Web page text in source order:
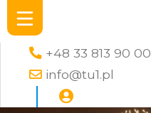
+48 33 813 90 00
info@tu1.pl